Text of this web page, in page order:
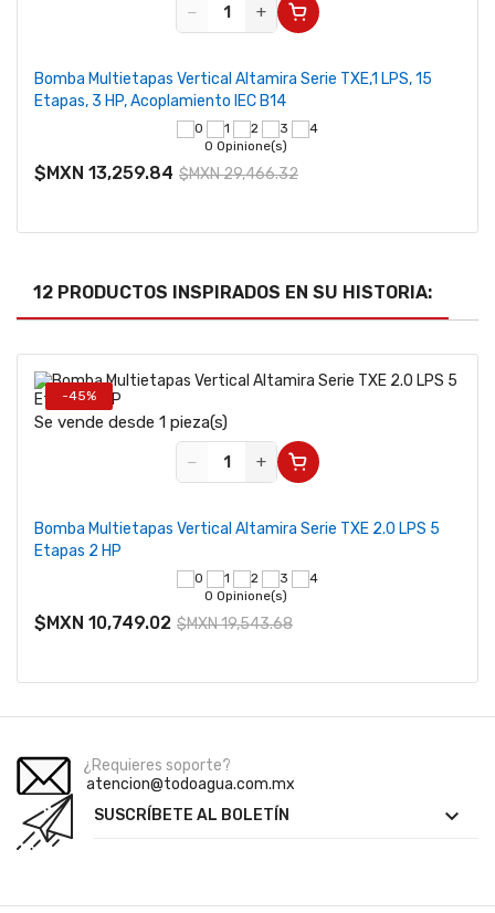
−
+
Bomba Multietapas Vertical Altamira Serie TXE,1 LPS, 15
Etapas, 3 HP, Acoplamiento IEC B14
0 Opinione(s)
$MXN 13,259.84 $MXN 29,466.32
12 PRODUCTOS INSPIRADOS EN SU HISTORIA:
-45%
Se vende desde 1 pieza(s)
−
+
Bomba Multietapas Vertical Altamira Serie TXE 2.0 LPS 5
Etapas 2 HP
0 Opinione(s)
$MXN 10,749.02 $MXN 19,543.68
¿Requieres soporte?
atencion@todoagua.com.mx
SUSCRÍBETE AL BOLETÍN
